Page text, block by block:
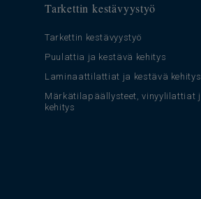
Tarkettin kestävyystyö
Tarkettin kestävyystyö
Puulattia ja kestävä kehitys
Laminaattilattiat ja kestävä kehitys
Märkätilapäällysteet, vinyylilattiat
kehitys